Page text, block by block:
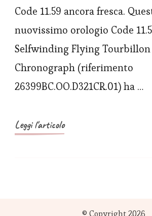
Orologio
cronografo
con
tourbillon
volante
Code 11.59 ancora fresca.
nuovissimo orologio Code
Selfwinding Flying Tourbillon
Chronograph (riferimento
26399BC.OO.D321CR.01) ha …
Leggi l'articolo